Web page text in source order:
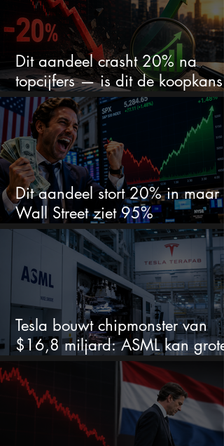
Dit aandeel crasht 20% na
topcijfers — is dit de koopkans
waar beleggers op wachtten?
Dit aandeel stort 20% in maar
Wall Street ziet 95%
koerspotentieel
Tesla bouwt chipmonster van
$16,8 miljard: ASML kan grote
winnaar worden